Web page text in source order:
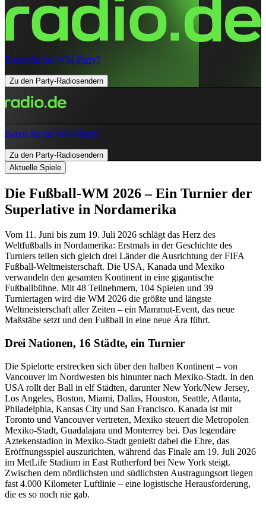
Bereit für die WM-Party?
Zu den Party-Radiosendern
Bereit für die WM-Party?
Zu den Party-Radiosendern
Aktuelle Spiele
Die Fußball-WM 2026 – Ein Turnier der
Superlative in Nordamerika
Vom 11. Juni bis zum 19. Juli 2026 schlägt das Herz des
Weltfußballs in Nordamerika: Erstmals in der Geschichte des
Turniers teilen sich gleich drei Länder die Ausrichtung der FIFA
Fußball-Weltmeisterschaft. Die USA, Kanada und Mexiko
verwandeln den gesamten Kontinent in eine gigantische
Fußballbühne. Mit 48 Teilnehmern, 104 Spielen und 39
Turniertagen wird die WM 2026 die größte und längste
Weltmeisterschaft aller Zeiten – ein Mammut-Event, das neue
Maßstäbe setzt und den Fußball in eine neue Ära führt.
Drei Nationen, 16 Städte, ein Turnier
Die Spielorte erstrecken sich über den halben Kontinent – von
Vancouver im Nordwesten bis hinunter nach Mexiko-Stadt. In den
USA rollt der Ball in elf Städten, darunter New York/New Jersey,
Los Angeles, Boston, Miami, Dallas, Houston, Seattle, Atlanta,
Philadelphia, Kansas City und San Francisco. Kanada ist mit
Toronto und Vancouver vertreten, Mexiko steuert die Metropolen
Mexiko-Stadt, Guadalajara und Monterrey bei. Das legendäre
Aztekenstadion in Mexiko-Stadt genießt dabei die Ehre, das
Eröffnungsspiel auszurichten, während das Finale am 19. Juli 2026
im MetLife Stadium in East Rutherford bei New York steigt.
Zwischen dem nördlichsten und südlichsten Austragungsort liegen
fast 4.000 Kilometer Luftlinie – eine logistische Herausforderung,
die es so noch nie gab.